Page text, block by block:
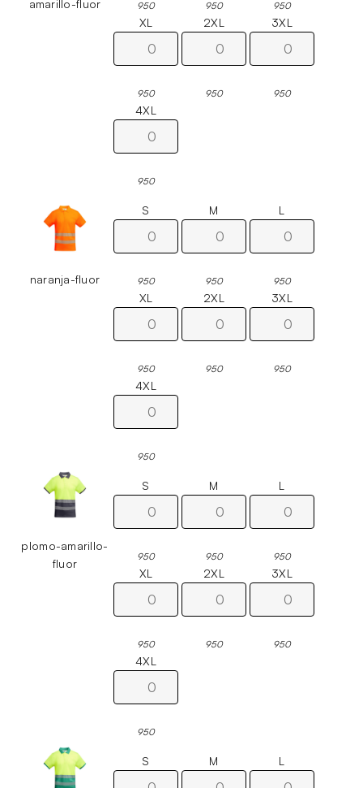
amarillo-fluor 950 950 950
XL
950
2XL
950
3XL
950
4XL
950
naranja-fluor
S
950
M
950
L
950
XL
950
2XL
950
3XL
950
4XL
950
plomo-amarillo-
fluor
S
950
M
950
L
950
XL
950
2XL
950
3XL
950
4XL
950
S M L